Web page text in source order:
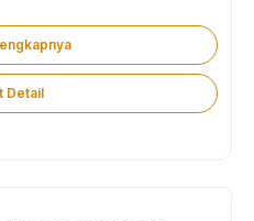
Detail